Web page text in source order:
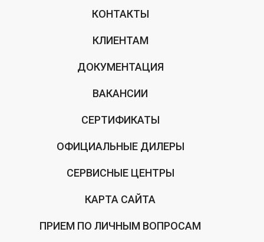
КОНТАКТЫ
КЛИЕНТАМ
ДОКУМЕНТАЦИЯ
ВАКАНСИИ
СЕРТИФИКАТЫ
ОФИЦИАЛЬНЫЕ ДИЛЕРЫ
СЕРВИСНЫЕ ЦЕНТРЫ
КАРТА САЙТА
ПРИЕМ ПО ЛИЧНЫМ ВОПРОСАМ